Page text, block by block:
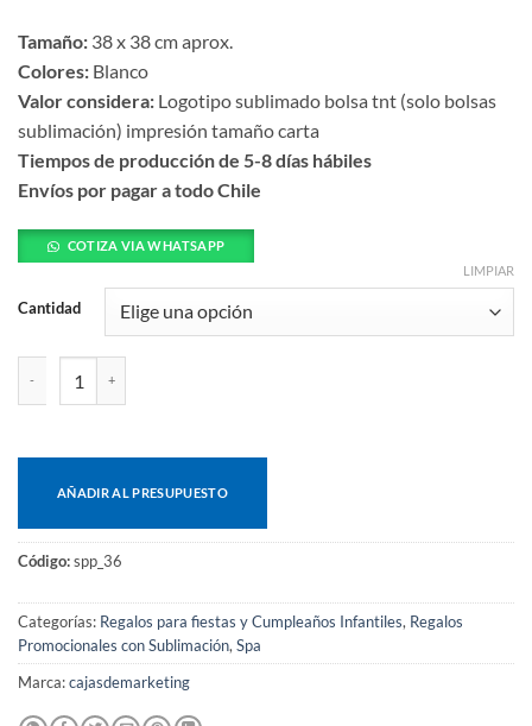
Tamaño: 38 x 38 cm aprox.
Colores: Blanco
Valor considera: Logotipo sublimado bolsa tnt (solo bolsas
sublimación) impresión tamaño carta
Tiempos de producción de 5-8 días hábiles
Envíos por pagar a todo Chile
COTIZA VIA WHATSAPP
Cantidad
LIMPIAR
AÑADIR AL PRESUPUESTO
Código:spp_36
Categorías: Regalos para fiestas y Cumpleaños Infantiles, Regalos
Promocionales con Sublimación,Spa
Marca:cajasdemarketing